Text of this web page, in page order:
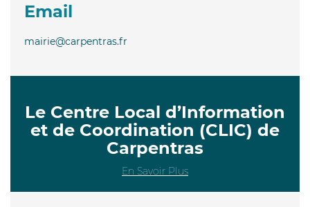
Email
mairie@carpentras.fr
Le Centre Local d’Information
et de Coordination (CLIC) de
Carpentras
En Savoir Plus